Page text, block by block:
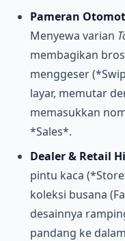
Pameran
Menyewa varian
membagikan
menggeser
layar, memutar
memasukkan
*Sales*.
Dealer & Retail
pintu kaca
koleksi busana
desainnya
pandang ke